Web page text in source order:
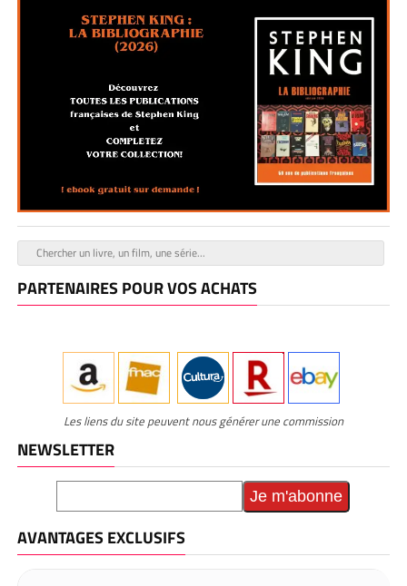
PARTENAIRES POUR VOS ACHATS
Les liens du site peuvent nous générer une commission
NEWSLETTER
AVANTAGES EXCLUSIFS